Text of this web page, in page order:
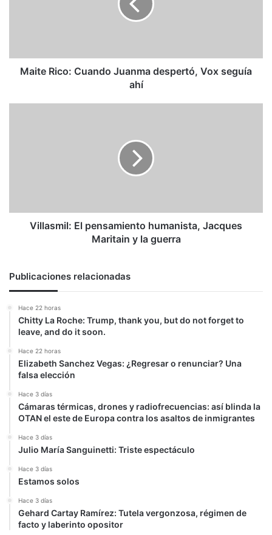
Maite Rico: Cuando Juanma despertó, Vox seguía
ahí
guerra
Villasmil: El pensamiento humanista, Jacques
Maritain y la guerra
Publicaciones relacionadas
Hace 22 horas
Chitty La Roche: Trump, thank you, but do not forget to
leave, and do it soon.
Hace 22 horas
Elizabeth Sanchez Vegas: ¿Regresar o renunciar? Una
falsa elección
Hace 3 días
Cámaras térmicas, drones y radiofrecuencias: así blinda la
OTAN el este de Europa contra los asaltos de inmigrantes
Hace 3 días
Julio María Sanguinetti: Triste espectáculo
Hace 3 días
Estamos solos
Hace 3 días
Gehard Cartay Ramírez: Tutela vergonzosa, régimen de
facto y laberinto opositor